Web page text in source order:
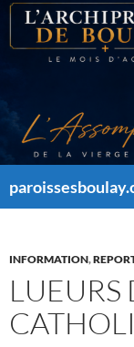
Aller
contenu
INFORMATION,
LUEURS